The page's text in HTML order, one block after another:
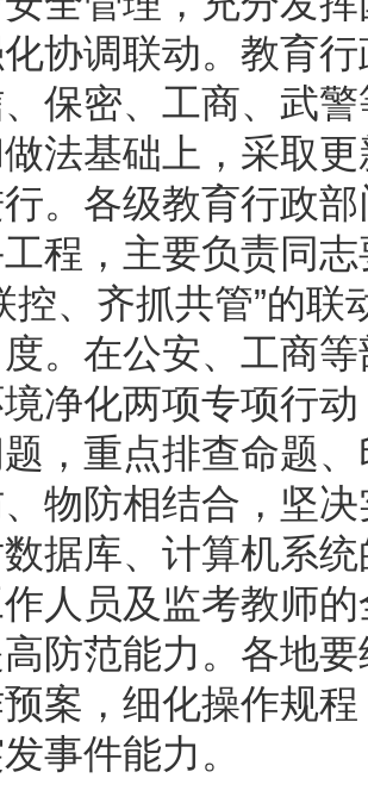
协调联动。教育
保密、工商、武
法基础上，采取
。各级教育行政
程，主要负责同
控、齐抓共管”的
。在公安、工商
净化两项专项行
，重点排查命题
物防相结合，坚
据库、计算机系
人员及监考教师
防范能力。各地
案，细化操作规
事件能力。